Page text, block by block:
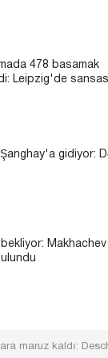
478 basamak
Leipzig'de
gidiyor:
Makhachev
maruz kaldı: